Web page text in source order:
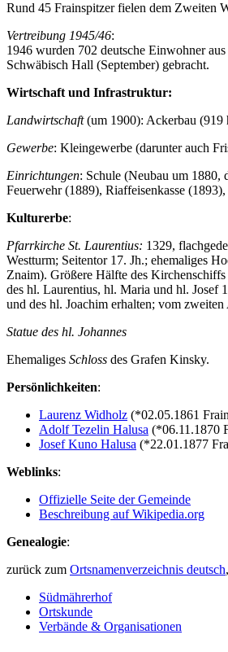
Rund 45 Frainspitzer fielen dem Zweiten
Vertreibung 1945/46:
1946 wurden 702 deutsche Einwohner
Schwäbisch Hall (September) gebracht.
Wirtschaft und Infrastruktur:
Landwirtschaft(um 1900): Ackerbau (919
Gewerbe: Kleingewerbe (darunter auch
Einrichtungen: Schule (Neubau um 1880,
Feuerwehr (1889), Riaffeisenkasse
Kulturerbe:
Pfarrkirche St. Laurentius: 1329,
Westturm; Seitentor 17. Jh.; ehemaliges
Znaim). Größere Hälfte des
des hl. Laurentius, hl. Maria und hl. Josef
und des hl. Joachim erhalten; vom
Statue des hl. Johannes
Ehemaliges Schloss des Grafen Kinsky.
Persönlichkeiten:
Laurenz Widholz (*02.05.1861
Adolf Tezelin Halusa (*06.11.1870
Josef Kuno Halusa (*22.01.1877
Weblinks:
Offizielle Seite der Gemeinde
Beschreibung auf Wikipedia.org
Genealogie:
zurück zum Ortsnamenverzeichnis deutsch
Südmährerhof
Ortskunde
Verbände & Organisationen